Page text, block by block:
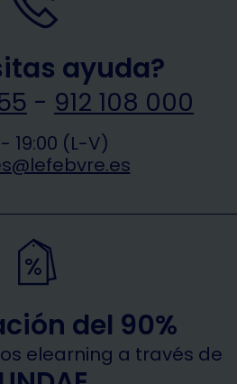
ayuda?
- 912 108 000
19:00 (L-V)
del 90%
elearning a través de